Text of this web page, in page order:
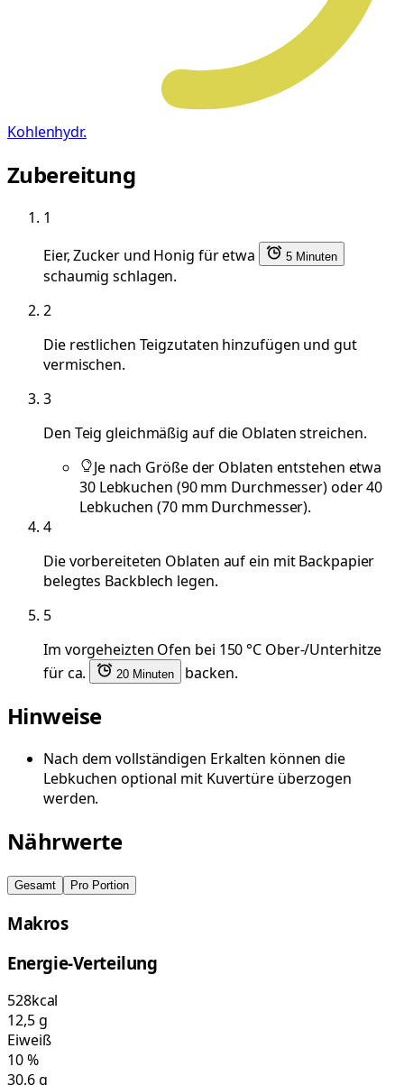
Kohlenhydr.
Zubereitung
1
Eier, Zucker und Honig für etwa
5 Minuten
schaumig schlagen.
2
Die restlichen Teigzutaten hinzufügen und gut
vermischen.
3
Den Teig gleichmäßig auf die Oblaten streichen.
Je nach Größe der Oblaten entstehen etwa
30 Lebkuchen (90 mm Durchmesser) oder 40
Lebkuchen (70 mm Durchmesser).
4
Die vorbereiteten Oblaten auf ein mit Backpapier
belegtes Backblech legen.
5
Im vorgeheizten Ofen bei 150 °C Ober-/Unterhitze
für ca.
20 Minuten backen.
Hinweise
Nach dem vollständigen Erkalten können die
Lebkuchen optional mit Kuvertüre überzogen
werden.
Nährwerte
Gesamt Pro Portion
Makros
Energie-Verteilung
528kcal
12,5g
Eiweiß
10%
30,6g